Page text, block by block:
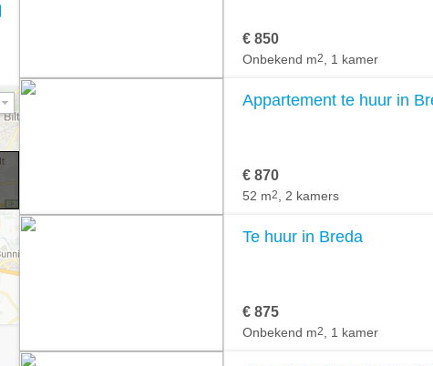
€ 850
Onbekend m2 , 1 kamer
Appartement te huur in
€ 870
52 m2 , 2 kamers
Te huur in Breda
€ 875
Onbekend m2 , 1 kamer